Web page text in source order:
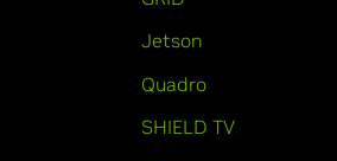
Jetson
Quadro
SHIELD TV